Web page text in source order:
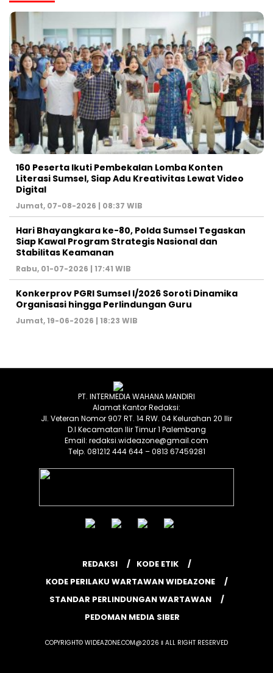
160 Peserta Ikuti Pembekalan Lomba Konten
Literasi Sumsel, Siap Adu Kreativitas Lewat Video
Digital ‎
Jumat, 07-08-2026 | 08:37 WIB
Hari Bhayangkara ke-80, Polda Sumsel Tegaskan
Siap Kawal Program Strategis Nasional dan
Stabilitas Keamanan ‎
Rabu, 01-07-2026 | 17:41 WIB
Konkerprov PGRI Sumsel I/2026 Soroti Dinamika
Organisasi hingga Perlindungan Guru ‎
Jumat, 19-06-2026 | 18:23 WIB
PT. INTERMEDIA WAHANA MANDIRI
Alamat Kantor Redaksi:
Jl. Veteran Nomor 907 RT. 14 RW. 04 Kelurahan 20 Ilir
D.I Kecamatan Ilir Timur 1 Palembang
Email: redaksi.wideazone@gmail.com
Telp. 081212 444 644 – 0813 67459281
REDAKSI
KODE ETIK
KODE PERILAKU WARTAWAN WIDEAZONE
STANDAR PERLINDUNGAN WARTAWAN
PEDOMAN MEDIA SIBER
COPYRIGHT© WIDEAZONE.COM@2026 ‖ ALL RIGHT RESERVED